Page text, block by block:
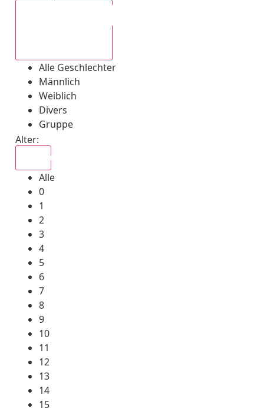
Alle Geschlechter
Männlich
Weiblich
Divers
Gruppe
Alter:
Alle
0
1
2
3
4
5
6
7
8
9
10
11
12
13
14
15